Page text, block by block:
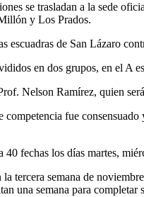
se trasladan a la sede
y Los Prados.
escuadras de San Lázaro
en dos grupos, en el
Nelson Ramírez, quien
competencia fue
fechas los días martes,
la tercera semana de
una semana para